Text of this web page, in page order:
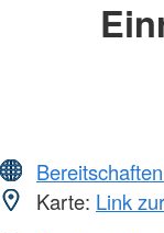
Karte: Link